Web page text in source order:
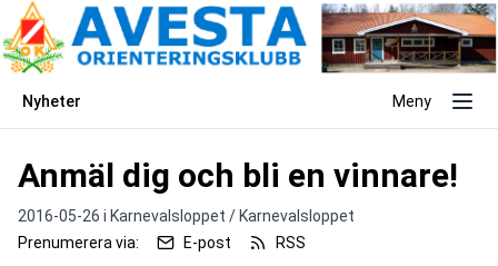
Nyheter Meny
Anmäl dig och bli en vinnare!
2016-05-26 i Karnevalsloppet / Karnevalsloppet
Prenumerera via:
E-post RSS